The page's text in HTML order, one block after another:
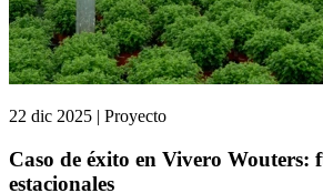
22 dic 2025 | Proyecto
Caso de éxito en Vivero Wouters:
estacionales